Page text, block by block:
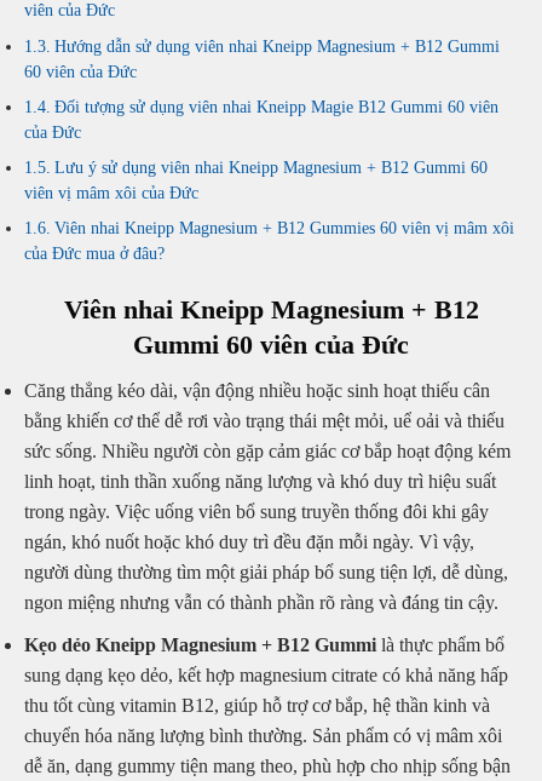
viên của Đức
Hướng dẫn sử dụng viên nhai Kneipp Magnesium + B12 Gummi
60 viên của Đức
Đối tượng sử dụng viên nhai Kneipp Magie B12 Gummi 60 viên
của Đức
Lưu ý sử dụng viên nhai Kneipp Magnesium + B12 Gummi 60
viên vị mâm xôi của Đức
Viên nhai Kneipp Magnesium + B12 Gummies 60 viên vị mâm xôi
của Đức mua ở đâu?
Viên nhai Kneipp Magnesium + B12
Gummi 60 viên của Đức
Căng thẳng kéo dài, vận động nhiều hoặc sinh hoạt thiếu cân
bằng khiến cơ thể dễ rơi vào trạng thái mệt mỏi, uể oải và thiếu
sức sống. Nhiều người còn gặp cảm giác cơ bắp hoạt động kém
linh hoạt, tinh thần xuống năng lượng và khó duy trì hiệu suất
trong ngày. Việc uống viên bổ sung truyền thống đôi khi gây
ngán, khó nuốt hoặc khó duy trì đều đặn mỗi ngày. Vì vậy,
người dùng thường tìm một giải pháp bổ sung tiện lợi, dễ dùng,
ngon miệng nhưng vẫn có thành phần rõ ràng và đáng tin cậy.
Kẹo dẻo Kneipp Magnesium + B12 Gummi là thực phẩm bổ
sung dạng kẹo dẻo, kết hợp magnesium citrate có khả năng hấp
thu tốt cùng vitamin B12, giúp hỗ trợ cơ bắp, hệ thần kinh và
chuyển hóa năng lượng bình thường. Sản phẩm có vị mâm xôi
dễ ăn, dạng gummy tiện mang theo, phù hợp cho nhịp sống bận